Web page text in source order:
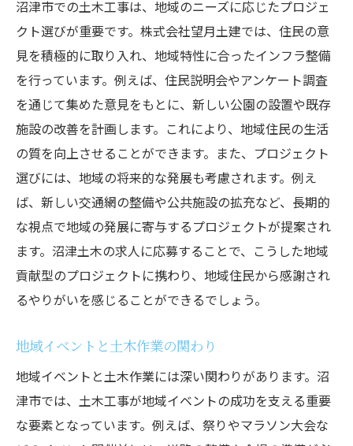
沼津市での土木工事は、地域のニーズに応じたプロジェ
クト選びが重要です。株式会社望月土建では、住民の意
見を積極的に取り入れ、地域特性に合ったインフラ整備
を行っています。例えば、住民説明会やアンケート調査
を通じて集めた意見をもとに、新しい公園の設置や既存
施設の改善を計画します。これにより、地域住民の生活
の質を向上させることができます。また、プロジェクト
選びには、地域の将来的な発展も考慮されます。例え
ば、新しい交通網の整備や公共施設の拡充など、長期的
な視点で地域の発展に寄与するプロジェクトが提案され
ます。沼津土木の求人に応募することで、こうした地域
貢献型のプロジェクトに携わり、地域住民から感謝され
るやりがいを感じることができるでしょう。
地域イベントと土木作業の関わり
地域イベントと土木作業には深い関わりがあります。沼
津市では、土木工事が地域イベントの成功を支える重要
な要素となっています。例えば、祭りやマラソン大会な